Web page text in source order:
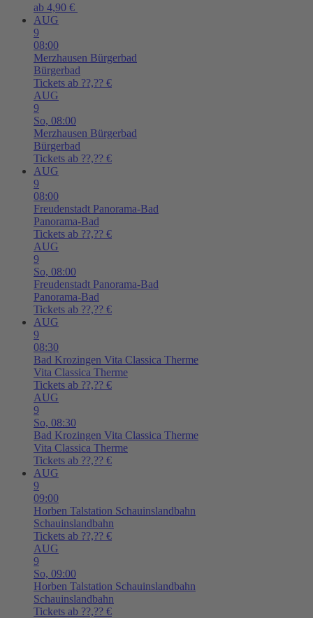
ab 4,90 €
AUG
9
08:00
Merzhausen Bürgerbad
Bürgerbad
Tickets ab ??,?? €
AUG
9
So, 08:00
Merzhausen Bürgerbad
Bürgerbad
Tickets ab ??,?? €
AUG
9
08:00
Freudenstadt Panorama-Bad
Panorama-Bad
Tickets ab ??,?? €
AUG
9
So, 08:00
Freudenstadt Panorama-Bad
Panorama-Bad
Tickets ab ??,?? €
AUG
9
08:30
Bad Krozingen Vita Classica Therme
Vita Classica Therme
Tickets ab ??,?? €
AUG
9
So, 08:30
Bad Krozingen Vita Classica Therme
Vita Classica Therme
Tickets ab ??,?? €
AUG
9
09:00
Horben Talstation Schauinslandbahn
Schauinslandbahn
Tickets ab ??,?? €
AUG
9
So, 09:00
Horben Talstation Schauinslandbahn
Schauinslandbahn
Tickets ab ??,?? €